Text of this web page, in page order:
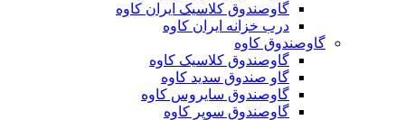
گاوصندوق کلاسیک ایران کاوه
درب خزانه ایران کاوه
گاوصندوق کاوه
گاوصندوق کلاسیک کاوه
گاو صندوق سدید کاوه
گاوصندوق سایروس کاوه
گاوصندوق سوپر کاوه